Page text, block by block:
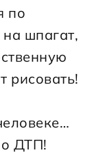
по
шпагат,
рисовать!
ДТП!